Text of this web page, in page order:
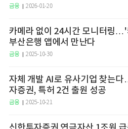
금융 2026-01-20
카메라 없이 24시간 모니터링
부산은행 앱에서 만난다
금융 2025-10-30
자체 개발 AI로 유사기업 찾는
자증권, 특허 2건 출원 성공
금융 2025-10-21